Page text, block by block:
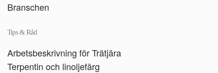
Branschen
Tips & Råd
Arbetsbeskrivning för Trätjära
Terpentin och linoljefärg